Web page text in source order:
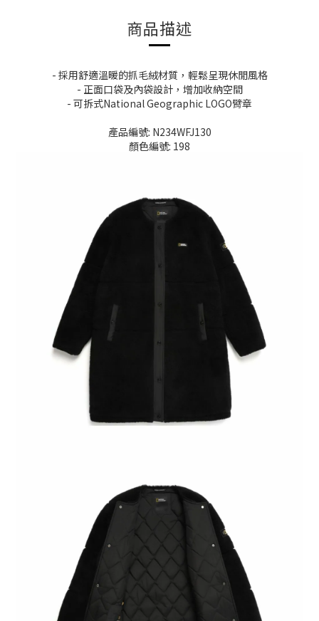
商品描述
- 採用舒適溫暖的抓毛絨材質，輕鬆呈現休閒風格
- 正面口袋及內袋設計，增加收納空間
- 可拆式National Geographic LOGO臂章
產品編號: N234WFJ130
顏色編號: 198